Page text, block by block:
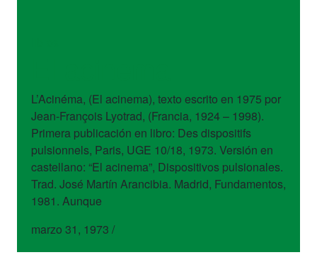
L’Acinéma, (El acinema), texto escrito en 1975 por
Jean-François Lyotrad, (Francia, 1924 – 1998).
Primera publicación en libro: Des dispositifs
pulsionnels, Paris, UGE 10/18, 1973. Versión en
castellano: “El acinema”, Dispositivos pulsionales.
Trad. José Martín Arancibia. Madrid, Fundamentos,
1981. Aunque
marzo 31, 1973 /